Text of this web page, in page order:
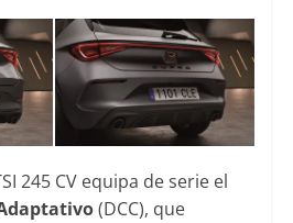
245 CV equipa de serie el
(DCC), que